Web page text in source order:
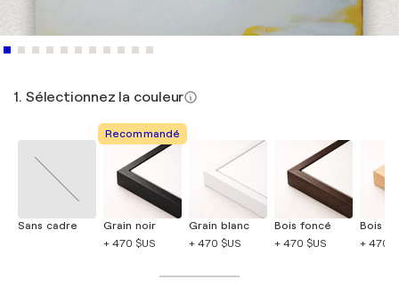
1. Sélectionnez la couleur
Sans cadre
Recommandé
Grain noir
+ 470 $US
Grain blanc
+ 470 $US
Bois foncé
+ 470 $US
Bois
+ 470